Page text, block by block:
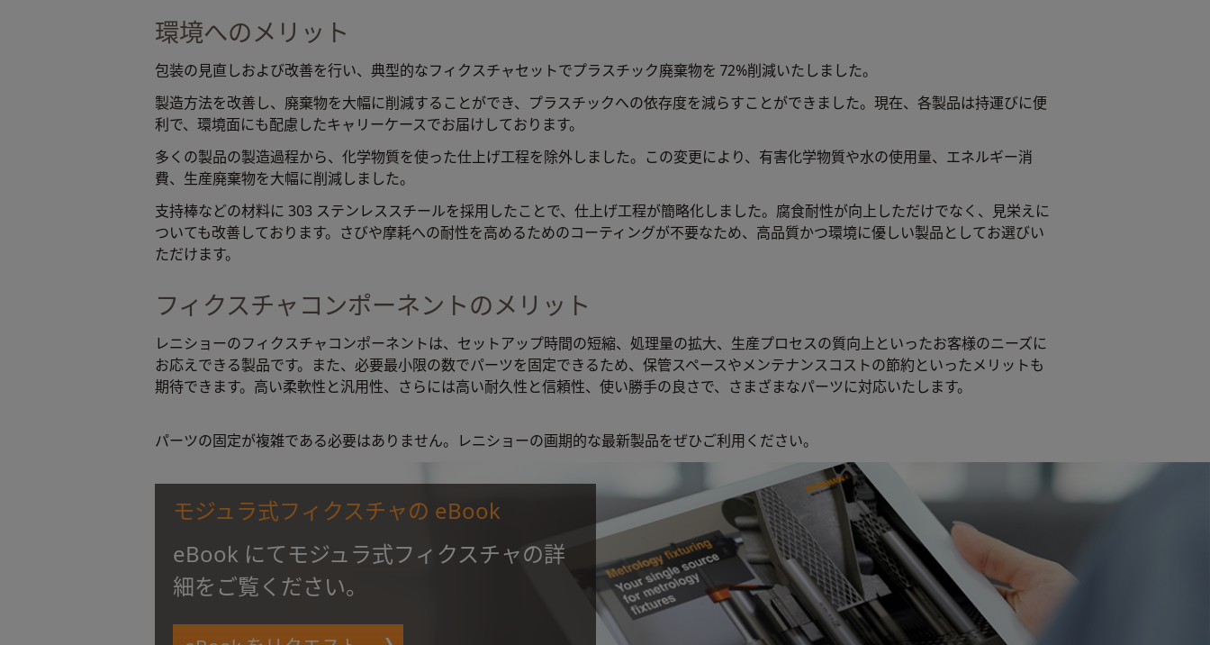
環境へのメリット
包装の見直しおよび改善を行い、典型的なフィクスチャセットでプラスチック廃棄物を 72%削減いたしました。
製造方法を改善し、廃棄物を大幅に削減することができ、プラスチックへの依存度を減らすことができました。現在、各製品は持運びに便
利で、環境面にも配慮したキャリーケースでお届けしております。
多くの製品の製造過程から、化学物質を使った仕上げ工程を除外しました。この変更により、有害化学物質や水の使用量、エネルギー消
費、生産廃棄物を大幅に削減しました。
支持棒などの材料に 303 ステンレススチールを採用したことで、仕上げ工程が簡略化しました。腐食耐性が向上しただけでなく、見栄えに
ついても改善しております。さびや摩耗への耐性を高めるためのコーティングが不要なため、高品質かつ環境に優しい製品としてお選びい
ただけます。
フィクスチャコンポーネントのメリット
レニショーのフィクスチャコンポーネントは、セットアップ時間の短縮、処理量の拡大、生産プロセスの質向上といったお客様のニーズに
お応えできる製品です。また、必要最小限の数でパーツを固定できるため、保管スペースやメンテナンスコストの節約といったメリットも
期待できます。高い柔軟性と汎用性、さらには高い耐久性と信頼性、使い勝手の良さで、さまざまなパーツに対応いたします。
パーツの固定が複雑である必要はありません。レニショーの画期的な最新製品をぜひご利用ください。
モジュラ式フィクスチャの eBook
eBook にてモジュラ式フィクスチャの詳
細をご覧ください。